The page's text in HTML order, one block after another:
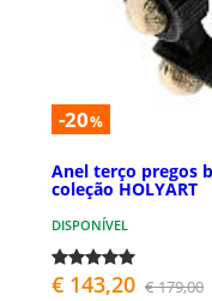
-20%
Anel terço pregos
coleção HOLYART
DISPONÍVEL
€ 143,20 € 179,00